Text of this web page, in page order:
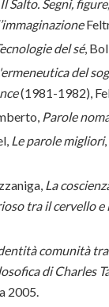
Il Salto. Segni,
del sé,
del
(1981-1982),
Parole
Le parole migliori
La
tra il cervello e
comunità
di Charles
2005.